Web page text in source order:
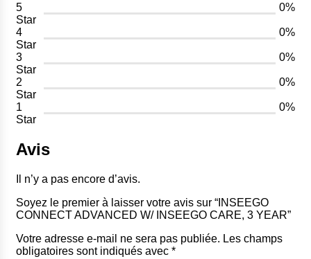
5
Star
0%
4
Star
0%
3
Star
0%
2
Star
0%
1
Star
0%
Avis
Il n’y a pas encore d’avis.
Soyez le premier à laisser votre avis sur “INSEEGO
CONNECT ADVANCED W/ INSEEGO CARE, 3 YEAR”
Votre adresse e-mail ne sera pas publiée. Les champs
obligatoires sont indiqués avec *